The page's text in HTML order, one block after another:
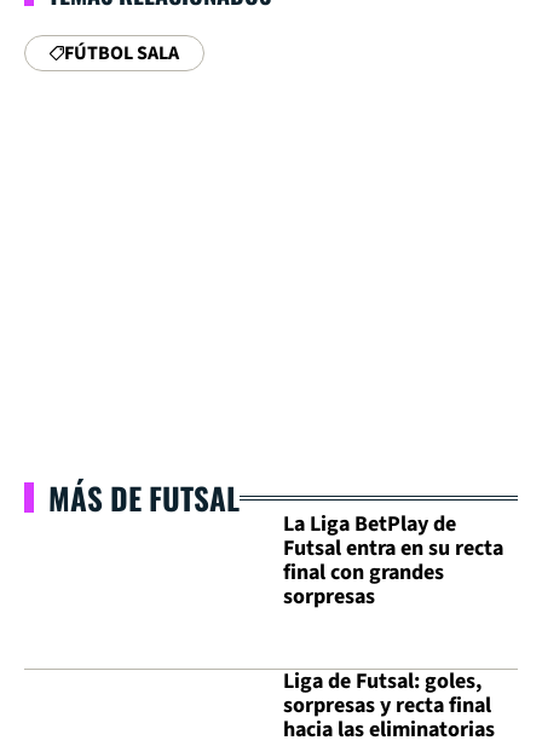
FÚTBOL SALA
MÁS DE FUTSAL
La Liga BetPlay de
Futsal entra en su recta
final con grandes
sorpresas
Liga de Futsal: goles,
sorpresas y recta final
hacia las eliminatorias